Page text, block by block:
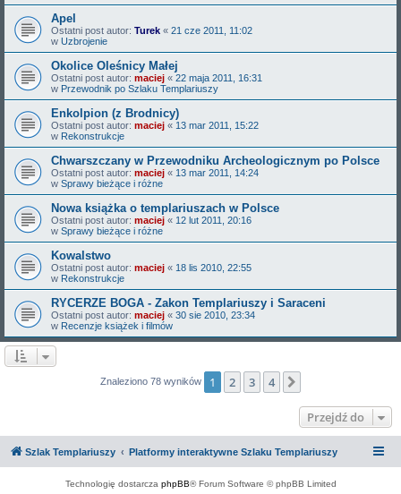
Apel
Ostatni post autor: Turek « 21 cze 2011, 11:02
w Uzbrojenie
Okolice Oleśnicy Małej
Ostatni post autor: maciej « 22 maja 2011, 16:31
w Przewodnik po Szlaku Templariuszy
Enkolpion (z Brodnicy)
Ostatni post autor: maciej « 13 mar 2011, 15:22
w Rekonstrukcje
Chwarszczany w Przewodniku Archeologicznym po Polsce
Ostatni post autor: maciej « 13 mar 2011, 14:24
w Sprawy bieżące i różne
Nowa książka o templariuszach w Polsce
Ostatni post autor: maciej « 12 lut 2011, 20:16
w Sprawy bieżące i różne
Kowalstwo
Ostatni post autor: maciej « 18 lis 2010, 22:55
w Rekonstrukcje
RYCERZE BOGA - Zakon Templariuszy i Saraceni
Ostatni post autor: maciej « 30 sie 2010, 23:34
w Recenzje książek i filmów
Znaleziono 78 wyników 1 2 3 4
Przejdź do
Szlak Templariuszy Platformy interaktywne Szlaku Templariuszy
Technologię dostarcza phpBB® Forum Software © phpBB Limited